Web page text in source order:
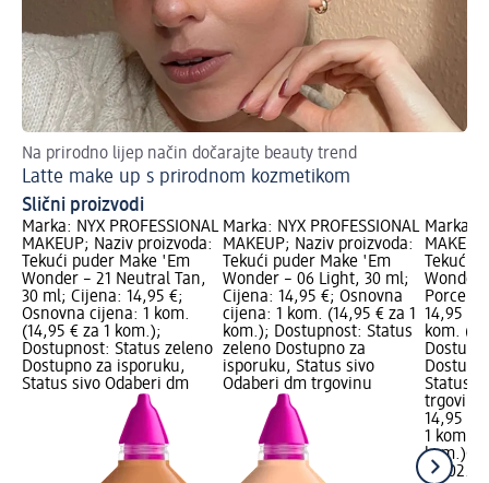
Na prirodno lijep način dočarajte beauty trend
Latte make up s prirodnom kozmetikom
Slični proizvodi
Marka: NYX PROFESSIONAL
MAKEUP; Naziv proizvoda:
Tekući puder Make 'Em
Wonder – 21 Neutral Tan,
30 ml; Cijena: 14,95 €;
Osnovna cijena: 1 kom.
(14,95 € za 1 kom.);
Dostupnost: Status zeleno
Dostupno za isporuku,
Status sivo Odaberi dm
Marka: NYX PROFESSIONAL
MAKEUP; Naziv proizvoda:
Tekući puder Make 'Em
Wonder – 06 Light, 30 ml;
Cijena: 14,95 €; Osnovna
cijena: 1 kom. (14,95 € za 1
kom.); Dostupnost: Status
zeleno Dostupno za
isporuku, Status sivo
Odaberi dm trgovinu
Marka:
Tekući
Wonder
14,95 €;
kom.
Status
trgovinu
14,95 €
1 kom.
kom.)